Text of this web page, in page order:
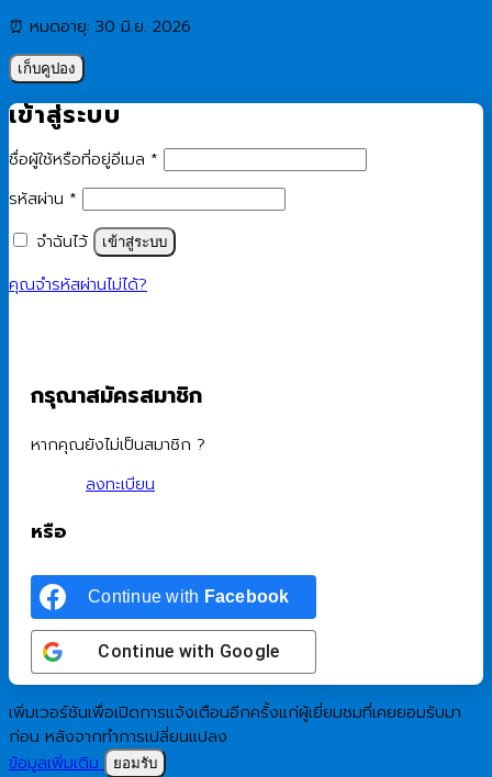
⏰ หมดอายุ: 30 มิ.ย. 2026
เก็บคูปอง
เข้าสู่ระบบ
ชื่อผู้ใช้หรือที่อยู่อีเมล *
รหัสผ่าน *
จำฉันไว้
เข้าสู่ระบบ
คุณจำรหัสผ่านไม่ได้?
กรุณาสมัครสมาชิก
หากคุณยังไม่เป็นสมาชิก ?
ลงทะเบียน
หรือ
Continue with Facebook
Continue with Google
เพิ่มเวอร์ชันเพื่อเปิดการแจ้งเตือนอีกครั้งแก่ผู้เยี่ยมชมที่เคยยอมรับมา
ก่อน หลังจากทำการเปลี่ยนแปลง
ข้อมูลเพิ่มเติม
ยอมรับ